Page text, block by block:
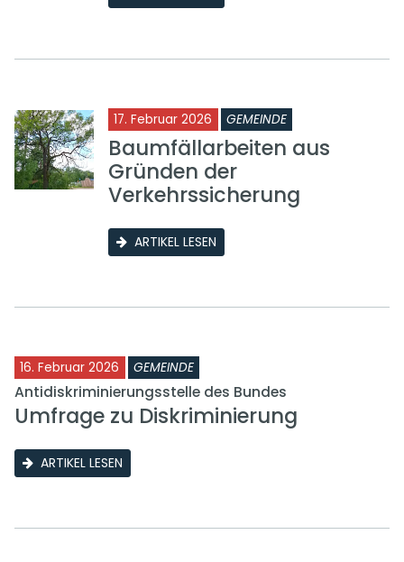
17. Februar 2026 GEMEINDE
Baumfällarbeiten aus
Gründen der
Verkehrssicherung
ARTIKEL LESEN
16. Februar 2026 GEMEINDE
Antidiskriminierungsstelle des Bundes
Umfrage zu Diskriminierung
ARTIKEL LESEN